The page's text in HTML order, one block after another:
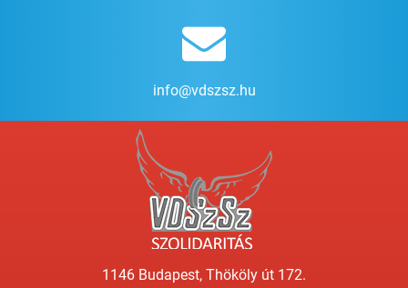
info@vdszsz.hu
1146 Budapest, Thököly út 172.